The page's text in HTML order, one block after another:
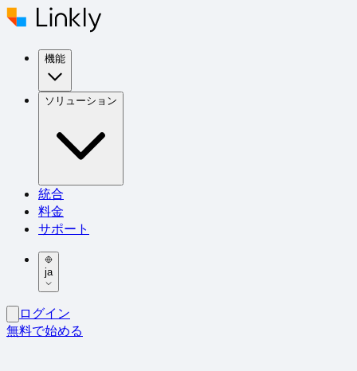
機能
ソリューション
統合
料金
サポート
ja
ログイン
無料で始める